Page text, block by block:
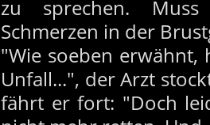
zu sprechen.
Schmerzen in der
"Wie soeben erwähnt,
Unfall...", der Arzt
fährt er fort: "Doch